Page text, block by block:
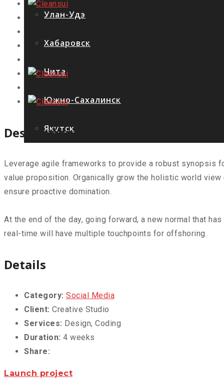
Улан-Удэ
Хабаровск
Чита
Южно-Сахалинск
Якутск
Description
Leverage agile frameworks to provide a robust synopsis
value proposition. Organically grow the holistic world
ensure proactive domination.
At the end of the day, going forward, a new normal that
real-time will have multiple touchpoints for offshoring.
Details
Category: Social Media
Client: Creative Studio
Services: Design, Coding
Duration: 4 weeks
Share:
Launch project